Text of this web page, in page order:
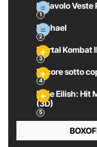
Il Diavolo Veste
Michael
Mortal Kombat
Pecore sotto
Billie Eilish: Hit
(3D)